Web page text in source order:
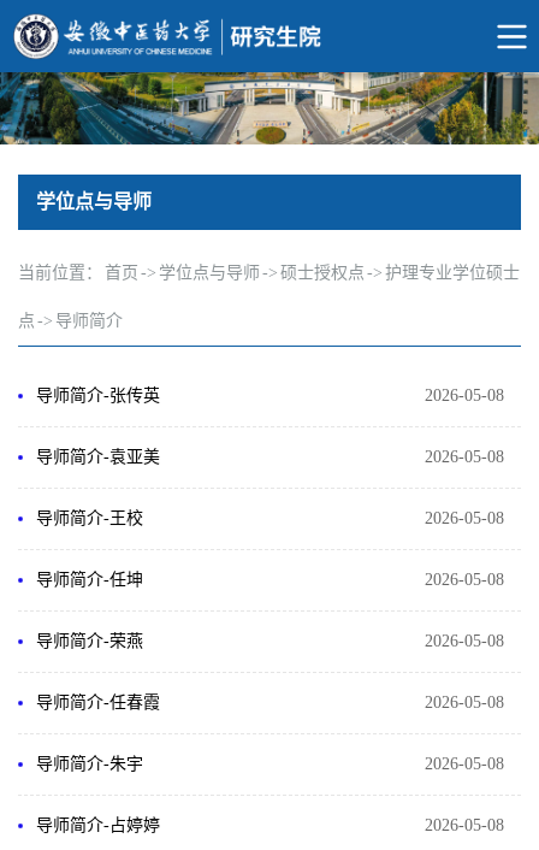
学位点与导师
当前位置： 首页 -> 学位点与导师-> 硕士授权点 -> 护理专业学位硕士
点 -> 导师简介
2026-05-08
导师简介-张传英
2026-05-08
导师简介-​袁亚美
2026-05-08
导师简介-​王校
2026-05-08
导师简介-任坤
2026-05-08
导师简介-荣燕
2026-05-08
导师简介-任春霞
2026-05-08
导师简介-​朱宇
2026-05-08
导师简介-占婷婷